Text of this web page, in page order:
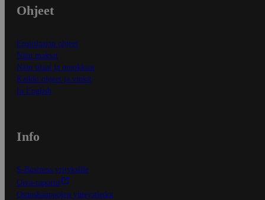
Ohjeet
Ensitilaajan ohjeet
Näin maksat
Näin tilaat ja muokkaat
Kaikki ohjeet ja vinkit
In English
Info
S-Business yrityksille
Oiva-raportit
Osuuskauppojen yhteystiedot